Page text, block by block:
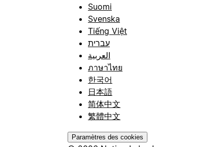
Suomi
Svenska
Tiếng Việt
עברית
العربية
ภาษาไทย
한국어
日本語
简体中文
繁體中文
Paramètres des cookies